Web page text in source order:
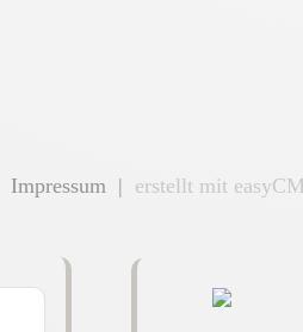
Impressum| erstellt mit